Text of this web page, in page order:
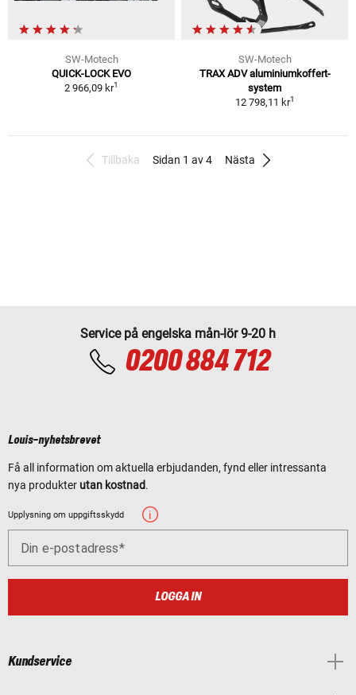
SW-Motech
QUICK-LOCK EVO
2 966,09 kr1
SW-Motech
TRAX ADV aluminiumkoffert-
system
12 798,11 kr1
Tillbaka Sidan 1 av 4 Nästa
Service på engelska mån-lör 9-20 h
0200 884 712
Louis-nyhetsbrevet
Få all information om aktuella erbjudanden, fynd eller intressanta
nya produkter utan kostnad.
Upplysning om uppgiftsskydd
Din e-postadress
LOGGA IN
Kundservice